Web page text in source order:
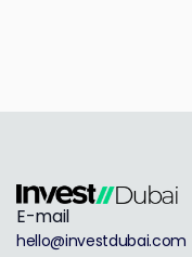
E-mail
hello@investdubai.com